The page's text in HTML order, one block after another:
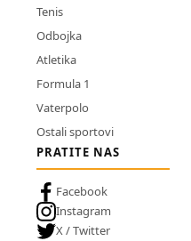
Tenis
Odbojka
Atletika
Formula 1
Vaterpolo
Ostali sportovi
PRATITE NAS
Facebook
Instagram
X / Twitter